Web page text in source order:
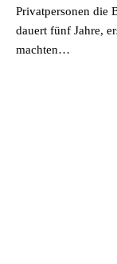
Privatpersonen die
dauert fünf Jahre,
machten…